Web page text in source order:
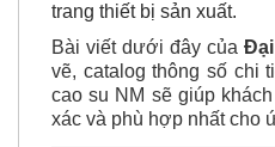
trang thiết bị sản xuất.
Bài viết dưới đây của
vẽ, catalog thông số chi
cao su NM sẽ giúp
xác và phù hợp nhất cho